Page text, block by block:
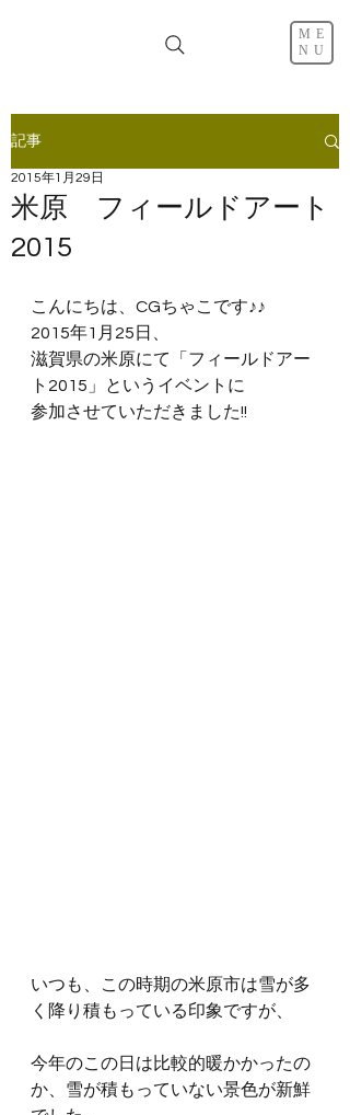
ME
NU
記事
米原 フィールドアート
2015
2015年1月29日
こんにちは、CGちゃこです♪♪
2015年1月25日、
滋賀県の米原にて「フィールドアー
ト2015」というイベントに
参加させていただきました!!
いつも、この時期の米原市は雪が多
く降り積もっている印象ですが、
今年のこの日は比較的暖かかったの
か、雪が積もっていない景色が新鮮